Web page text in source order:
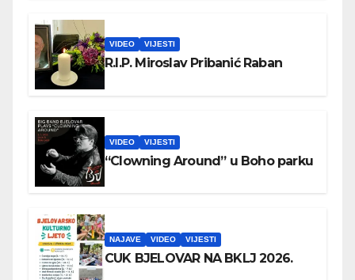
VIDEO VIJESTI
R.I.P. Miroslav Pribanić Raban
VIDEO VIJESTI
“Clowning Around” u Boho parku
NAJAVE VIDEO VIJESTI
CUK BJELOVAR NA BKLJ 2026.